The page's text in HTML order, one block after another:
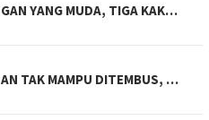
YANG MUDA, TIGA KAK…
TAK MAMPU DITEMBUS, …